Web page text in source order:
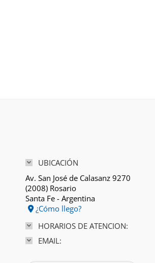
UBICACIÓN
Av. San José de Calasanz 9270
(2008) Rosario
Santa Fe - Argentina
¿Cómo llego?
HORARIOS DE ATENCION:
EMAIL: